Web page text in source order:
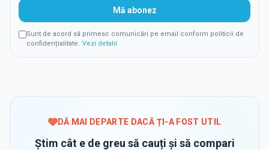
Mă abonez
Sunt de acord să primesc comunicări pe email conform politicii de
confidențialitate. Vezi detalii
DĂ MAI DEPARTE DACĂ ȚI-A FOST UTIL
Știm cât e de greu să cauți și să compari